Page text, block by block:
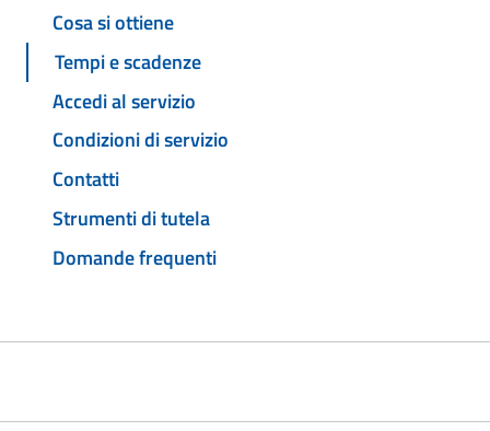
Cosa si ottiene
Tempi e scadenze
Accedi al servizio
Condizioni di servizio
Contatti
Strumenti di tutela
Domande frequenti